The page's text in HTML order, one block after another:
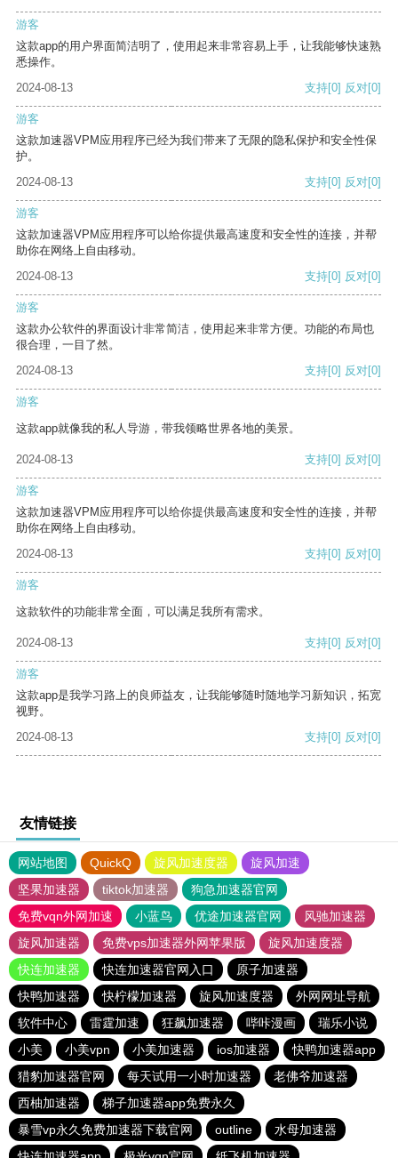
游客
这款app的用户界面简洁明了，使用起来非常容易上手，让我能够快速熟
悉操作。
2024-08-13
支持[0] 反对[0]
游客
这款加速器VPM应用程序已经为我们带来了无限的隐私保护和安全性保
护。
2024-08-13
支持[0] 反对[0]
游客
这款加速器VPM应用程序可以给你提供最高速度和安全性的连接，并帮
助你在网络上自由移动。
2024-08-13
支持[0] 反对[0]
游客
这款办公软件的界面设计非常简洁，使用起来非常方便。功能的布局也
很合理，一目了然。
2024-08-13
支持[0] 反对[0]
游客
这款app就像我的私人导游，带我领略世界各地的美景。
2024-08-13 支持[0] 反对[0]
游客
这款加速器VPM应用程序可以给你提供最高速度和安全性的连接，并帮
助你在网络上自由移动。
2024-08-13
支持[0] 反对[0]
游客
这款软件的功能非常全面，可以满足我所有需求。
2024-08-13 支持[0] 反对[0]
游客
这款app是我学习路上的良师益友，让我能够随时随地学习新知识，拓宽
视野。
2024-08-13
支持[0] 反对[0]
友情链接
网站地图 QuickQ 旋风加速度器
旋风加速
坚果加速器
tiktok加速器
狗急加速器官网
免费vqn外网加速
小蓝鸟 优途加速器官网
风驰加速器
旋风加速器
免费vps加速器外网苹果版
旋风加速度器
快连加速器
快连加速器官网入口
原子加速器
快鸭加速器
快柠檬加速器 旋风加速度器
外网网址导航
软件中心
雷霆加速 狂飙加速器 哔咔漫画
瑞乐小说
小美
小美vpn 小美加速器 ios加速器
快鸭加速器app
猎豹加速器官网
每天试用一小时加速器
老佛爷加速器
西柚加速器
梯子加速器app免费永久
暴雪vp永久免费加速器下载官网
outline
水母加速器